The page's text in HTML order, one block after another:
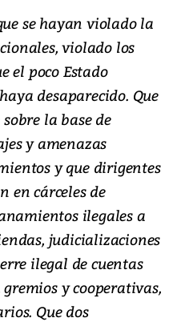
se hayan violado la
violado los
el poco Estado
desaparecido. Que
la base de
y amenazas
y que dirigentes
en cárceles de
ilegales a
judicializaciones
ilegal de cuentas
y cooperativas,
Que dos